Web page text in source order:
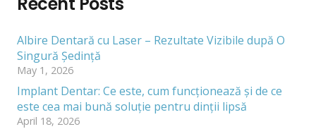
Albire Dentară cu Laser – Rezultate Vizibile după O
Singură Ședință
May 1, 2026
Implant Dentar: Ce este, cum funcționează și de ce
este cea mai bună soluție pentru dinții lipsă
April 18, 2026